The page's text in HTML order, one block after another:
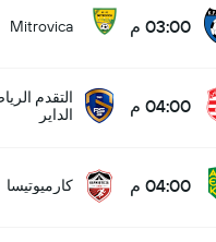
03:00 م Mitrovica
04:00 م
التقدم
الداير
04:00 م كارميوتيسا